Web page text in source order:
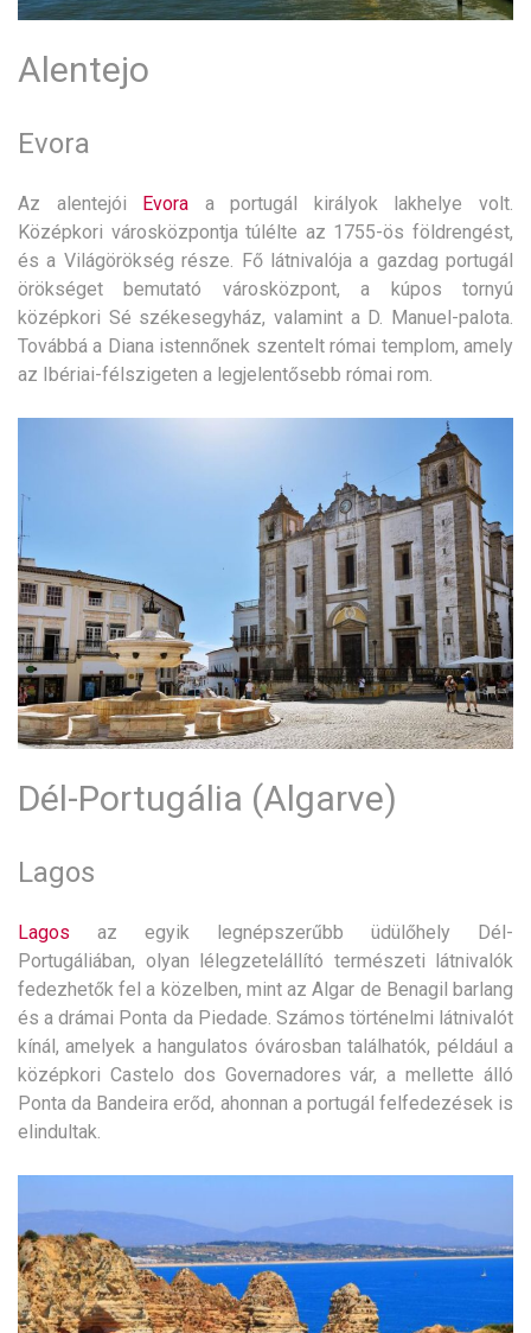
Alentejo
Evora
Az alentejói Evora a portugál királyok lakhelye volt.
Középkori városközpontja túlélte az 1755-ös földrengést,
és a Világörökség része. Fő látnivalója a gazdag portugál
örökséget bemutató városközpont, a kúpos tornyú
középkori Sé székesegyház, valamint a D. Manuel-palota.
Továbbá a Diana istennőnek szentelt római templom, amely
az Ibériai-félszigeten a legjelentősebb római rom.
Dél-Portugália (Algarve)
Lagos
Lagos az egyik legnépszerűbb üdülőhely Dél-
Portugáliában, olyan lélegzetelállító természeti látnivalók
fedezhetők fel a közelben, mint az Algar de Benagil barlang
és a drámai Ponta da Piedade. Számos történelmi látnivalót
kínál, amelyek a hangulatos óvárosban találhatók, például a
középkori Castelo dos Governadores vár, a mellette álló
Ponta da Bandeira erőd, ahonnan a portugál felfedezések is
elindultak.